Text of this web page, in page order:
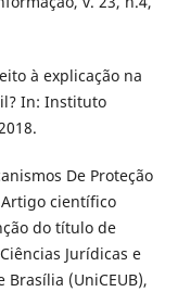
à explicação na
In: Instituto
De Proteção
Artigo científico
do título de
Jurídicas e
Brasília (UniCEUB),